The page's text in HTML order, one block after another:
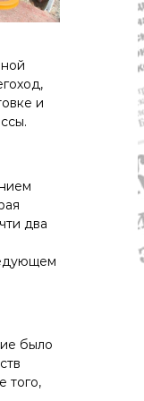
и
два
было
того,